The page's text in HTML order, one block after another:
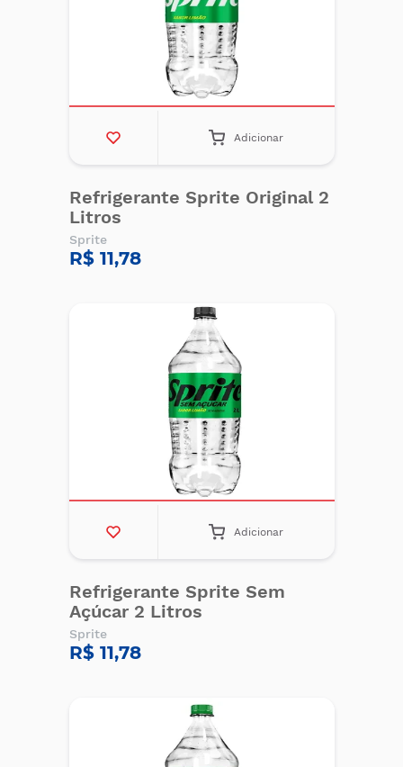
Adicionar
Refrigerante Sprite Original 2
Litros
Sprite
R$ 11,78
Adicionar
Refrigerante Sprite Sem
Açúcar 2 Litros
Sprite
R$ 11,78